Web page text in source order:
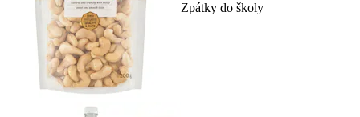
Zpátky do školy